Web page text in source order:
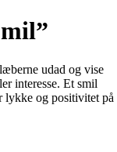
udad og vise
interesse. Et smil
lykke og positivitet på